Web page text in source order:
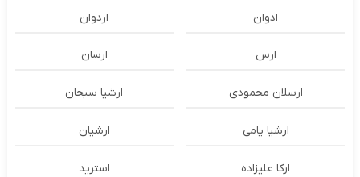
ادوان اردوان
ارس ارسان
ارسلان محمودی ارشیا سبحان
ارشیا یامی ارشیان
ارکا علیزاده استرید